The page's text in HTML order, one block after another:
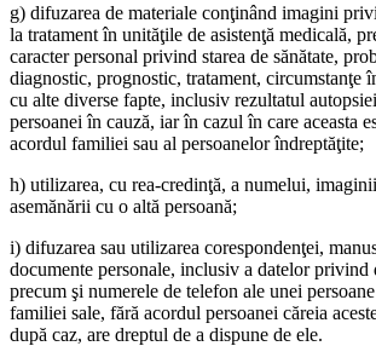
g) difuzarea de materiale conţinând imagini
la tratament în unităţile de asistenţă medicală,
caracter personal privind starea de sănătate,
diagnostic, prognostic, tratament, circumstanţe
cu alte diverse fapte, inclusiv rezultatul
persoanei în cauză, iar în cazul în care aceasta
acordul familiei sau al persoanelor îndreptăţite;
h) utilizarea, cu rea-credinţă, a numelui,
asemănării cu o altă persoană;
i) difuzarea sau utilizarea corespondenţei,
documente personale, inclusiv a datelor
precum şi numerele de telefon ale unei
familiei sale, fără acordul persoanei căreia
după caz, are dreptul de a dispune de ele.